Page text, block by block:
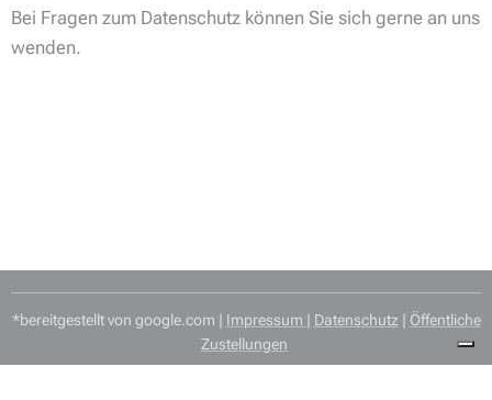
Bei Fragen zum Datenschutz können Sie sich gerne an uns
wenden.
*bereitgestellt von google.com | Impressum Datenschutz
Öffentliche
Zustellungen